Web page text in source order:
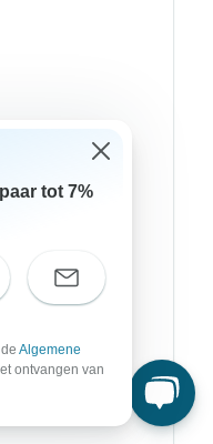
tot 7%
Algemene
ontvangen van